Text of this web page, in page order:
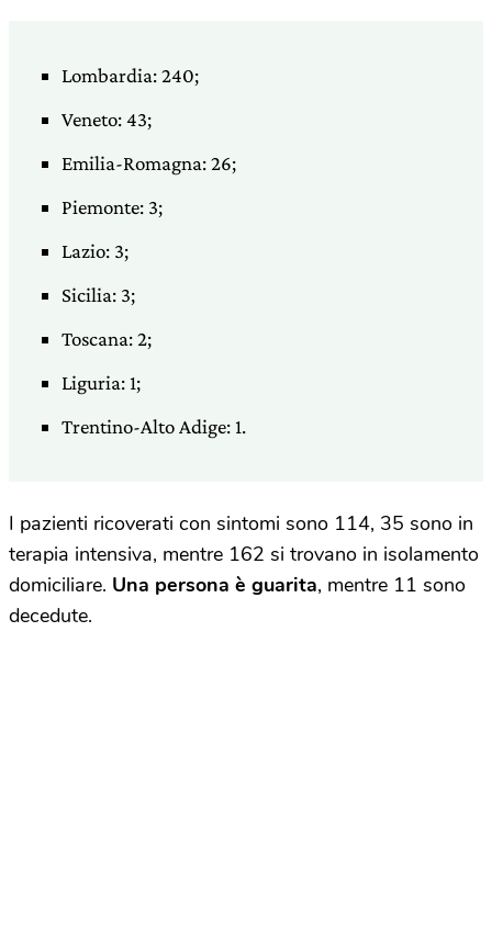
Lombardia: 240;
Veneto: 43;
Emilia-Romagna: 26;
Piemonte: 3;
Lazio: 3;
Sicilia: 3;
Toscana: 2;
Liguria: 1;
Trentino-Alto Adige: 1.
I pazienti ricoverati con sintomi sono 114, 35 sono in
terapia intensiva, mentre 162 si trovano in isolamento
domiciliare. Una persona è guarita, mentre 11 sono
decedute.